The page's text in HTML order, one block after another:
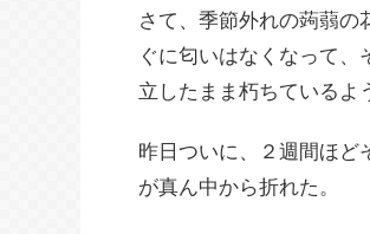
さて、季節外れの蒟蒻の
ぐに匂いはなくなって
立したまま朽ちている
昨日ついに、２週間ほど
が真ん中から折れた。